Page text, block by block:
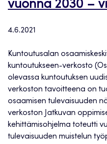
vuonna 2030 –
4.6.2021
Kuntoutusalan
kuntoutukseen-verkosto
olevassa kuntoutuksen
verkoston tavoitteena on
osaamisen tulevaisuuden
verkoston Jatkuvan
kehittämisohjelma toteutti
tulevaisuuden muistelun